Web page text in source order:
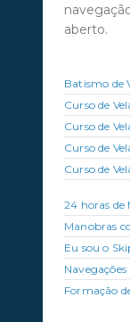
aberto.
Batismo de
Curso de
Curso de
Curso de
Curso de
24 horas de
Manobras
Eu sou o
Navegações
Formação